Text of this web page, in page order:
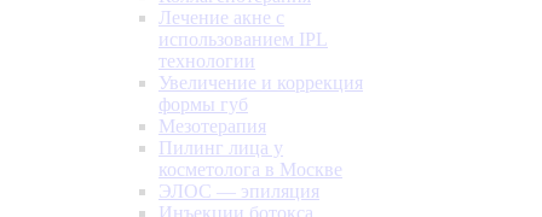
Лечение акне с
использованием IPL
технологии
Увеличение и коррекция
формы губ
Мезотерапия
Пилинг лица у
косметолога в Москве
ЭЛОС — эпиляция
Инъекции ботокса